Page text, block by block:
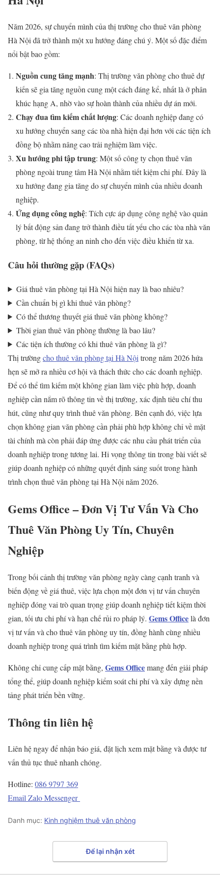
Năm 2026, sự chuyển mình của thị trường cho thuê văn phòng
Hà Nội đã trở thành một xu hướng đáng chú ý. Một số đặc điểm
nổi bật bao gồm:
Nguồn cung tăng mạnh: Thị trường văn phòng cho thuê dự
kiến sẽ gia tăng nguồn cung một cách đáng kể, nhất là ở phân
khúc hạng A, nhờ vào sự hoàn thành của nhiều dự án mới.
Chạy đua tìm kiếm chất lượng: Các doanh nghiệp đang có
xu hướng chuyển sang các tòa nhà hiện đại hơn với các tiện ích
đồng bộ nhằm nâng cao trải nghiệm làm việc.
Xu hướng phi tập trung: Một số công ty chọn thuê văn
phòng ngoài trung tâm Hà Nội nhằm tiết kiệm chi phí. Đây là
xu hướng đang gia tăng do sự chuyển mình của nhiều doanh
nghiệp.
Ứng dụng công nghệ: Tích cực áp dụng công nghệ vào quản
lý bất động sản đang trở thành điều tất yếu cho các tòa nhà văn
phòng, từ hệ thống an ninh cho đến việc điều khiển từ xa.
Câu hỏi thường gặp (FAQs)
Giá thuê văn phòng tại Hà Nội hiện nay là bao nhiêu?
Cần chuẩn bị gì khi thuê văn phòng?
Có thể thương thuyết giá thuê văn phòng không?
Thời gian thuê văn phòng thường là bao lâu?
Các tiện ích thường có khi thuê văn phòng là gì?
Thị trườngcho thuê văn phòng tại Hà Nội trong năm 2026 hứa
hẹn sẽ mở ra nhiều cơ hội và thách thức cho các doanh nghiệp.
Để có thể tìm kiếm một không gian làm việc phù hợp, doanh
nghiệp cần nắm rõ thông tin về thị trường, xác định tiêu chí thu
hút, cũng như quy trình thuê văn phòng. Bên cạnh đó, việc lựa
chọn không gian văn phòng cần phải phù hợp không chỉ về mặt
tài chính mà còn phải đáp ứng được các nhu cầu phát triển của
doanh nghiệp trong tương lai. Hi vọng thông tin trong bài viết sẽ
giúp doanh nghiệp có những quyết định sáng suốt trong hành
trình chọn thuê văn phòng tại Hà Nội năm 2026.
Gems Office – Đơn Vị Tư Vấn Và Cho
Thuê Văn Phòng Uy Tín, Chuyên
Nghiệp
Trong bối cảnh thị trường văn phòng ngày càng cạnh tranh và
biến động về giá thuê, việc lựa chọn một đơn vị tư vấn chuyên
nghiệp đóng vai trò quan trọng giúp doanh nghiệp tiết kiệm thời
gian, tối ưu chi phí và hạn chế rủi ro pháp lý. Gems Officelà đơn
vị tư vấn và cho thuê văn phòng uy tín, đồng hành cùng nhiều
doanh nghiệp trong quá trình tìm kiếm mặt bằng phù hợp.
Không chỉ cung cấp mặt bằng, Gems Officemang đến giải pháp
tổng thể, giúp doanh nghiệp kiểm soát chi phí và xây dựng nền
tảng phát triển bền vững.
Thông tin liên hệ
Liên hệ ngay để nhận báo giá, đặt lịch xem mặt bằng và được tư
vấn thủ tục thuê nhanh chóng.
Hotline: 086 9797 369
EmailZaloMessenger
Danh mục: Kinh nghiệm thuê văn phòng
Để lại nhận xét